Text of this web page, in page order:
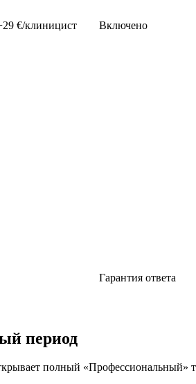
€/клиницист
Включено
Гарантия ответа
период
полный